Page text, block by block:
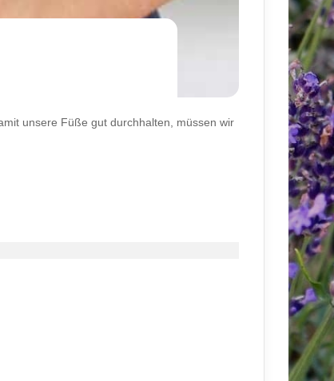
unsere Füße gut durchhalten, müssen wir